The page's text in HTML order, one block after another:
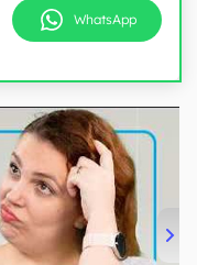
WhatsApp